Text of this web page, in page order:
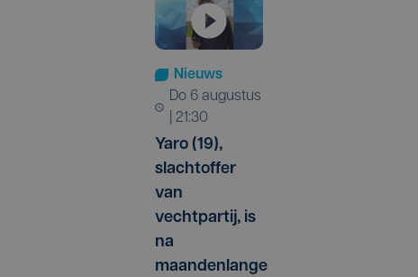
Nieuws
do 6 augustus
| 21:30
Yaro (19),
slachtoffer
van
vechtpartij, is
na
maandenlange